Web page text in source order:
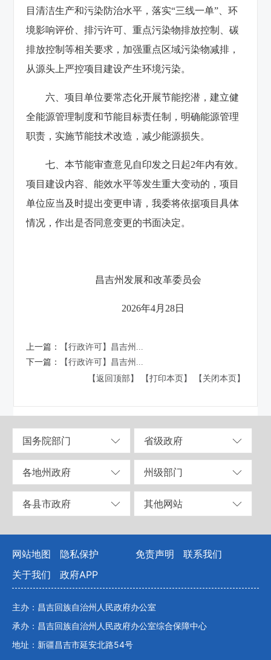
目清洁生产和污染防治水平，落实“三线一单”、环
境影响评价、排污许可、重点污染物排放控制、碳
排放控制等相关要求，加强重点区域污染物减排，
从源头上严控项目建设产生环境污染。
六、项目单位要常态化开展节能挖潜，建立健
全能源管理制度和节能目标责任制，明确能源管理
职责，实施节能技术改造，减少能源损失。
七、本节能审查意见自印发之日起2年内有效。
项目建设内容、能效水平等发生重大变动的，项目
单位应当及时提出变更申请，我委将依据项目具体
情况，作出是否同意变更的书面决定。
昌吉州发展和改革委员会
2026年4月28日
上一篇：
【行政许可】昌吉州...
下一篇：
【行政许可】昌吉州...
【返回顶部】
【打印本页】 【关闭本页】
国务院部门 省级政府
各地州政府 州级部门
各县市政府 其他网站
网站地图 隐私保护 免责声明
联系我们
关于我们
政府APP
主办：昌吉回族自治州人民政府办公室
承办：昌吉回族自治州人民政府办公室综合保障中心
地址：新疆昌吉市延安北路54号